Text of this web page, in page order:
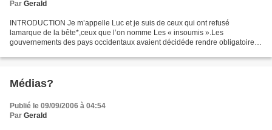
Par Gerald
INTRODUCTION Je m’appelle Luc et je suis de ceux qui ont refusé
lamarque de la bête*,ceux que l’on nomme Les « insoumis ».Les
gouvernements des pays occidentaux avaient décidéde rendre obligatoire le
Médias?
Publié le 09/09/2006 à 04:54
Par Gerald